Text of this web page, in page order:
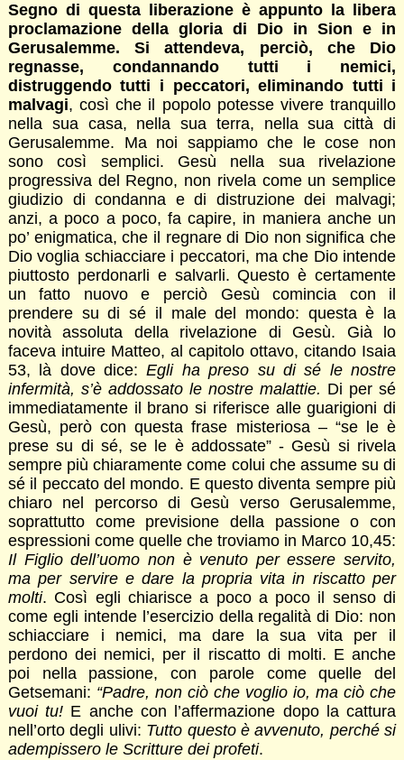
Segno di questa liberazione è appunto la libera
proclamazione della gloria di Dio in Sion e in
Gerusalemme. Si attendeva, perciò, che Dio
regnasse, condannando tutti i nemici,
distruggendo tutti i peccatori, eliminando tutti i
malvagi, così che il popolo potesse vivere tranquillo
nella sua casa, nella sua terra, nella sua città di
Gerusalemme. Ma noi sappiamo che le cose non
sono così semplici. Gesù nella sua rivelazione
progressiva del Regno, non rivela come un semplice
giudizio di condanna e di distruzione dei malvagi;
anzi, a poco a poco, fa capire, in maniera anche un
po’ enigmatica, che il regnare di Dio non significa che
Dio voglia schiacciare i peccatori, ma che Dio intende
piuttosto perdonarli e salvarli. Questo è certamente
un fatto nuovo e perciò Gesù comincia con il
prendere su di sé il male del mondo: questa è la
novità assoluta della rivelazione di Gesù. Già lo
faceva intuire Matteo, al capitolo ottavo, citando Isaia
53, là dove dice:Egli ha preso su di sé le nostre
infermità, s’è addossato le nostre malattie. Di per sé
immediatamente il brano si riferisce alle guarigioni di
Gesù, però con questa frase misteriosa – “se le è
prese su di sé, se le è addossate” - Gesù si rivela
sempre più chiaramente come colui che assume su di
sé il peccato del mondo. E questo diventa sempre più
chiaro nel percorso di Gesù verso Gerusalemme,
soprattutto come previsione della passione o con
espressioni come quelle che troviamo in Marco 10,45:
Il Figlio dell’uomo non è venuto per essere servito,
ma per servire e dare la propria vita in riscatto per
molti. Così egli chiarisce a poco a poco il senso di
come egli intende l’esercizio della regalità di Dio: non
schiacciare i nemici, ma dare la sua vita per il
perdono dei nemici, per il riscatto di molti. E anche
poi nella passione, con parole come quelle del
Getsemani: “Padre, non ciò che voglio io, ma ciò che
vuoi tu! E anche con l’affermazione dopo la cattura
nell’orto degli ulivi: Tutto questo è avvenuto, perché si
adempissero le Scritture dei profeti.